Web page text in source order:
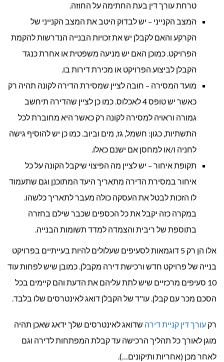
טרחת עורך דין בעת החתימה על החוזה.
המצב הקנייני – יש לבדוק היטב את המצב הקנייני של
הקרקע והאם לקבלן יש את זכויות הבנייה הנדרשות להקמת
הפרויקט. כמוכן האם יש מניעה משפטית או אחרת כנגד
הקבלן לביצוע הפרויקט או מכירת דירות בו.
מועד המסירה – חובה לציין שמסירת הדירה לקונה תהיה רק
כאשר יש טופס 4 לאכלוס. כמו כן לציין שהדירה תיחשב
גמורה וראויה למסירה לקונה רק כאשר היא מחוברת לכל
התשתיות, כגון: חשמל, גז, מים וביוב. כמו כן יש להוסיף גישה
לחניה ו/או למחסן אם ישנם כאלו.
תקופת איחור – יש לציין מה הפיצוי שיקבל הקונה על כל
איחור במסירת הדירה מתאריך היעד המתוכנן וגם שתעמוד
לו הזכות לבטל את העסקה כולה מעבר לתאריך כלשהו.
במקרה כזה יקבל את כל הכספים שכבר שילם בחזרה
בתוספת של ריבית והצמדה למדד תשומות הבנייה.
אלו הן רק 5 דוגמאות לסעיפים שעלולים להיות בעייתיים בפרויקט
בנייה של פרויקט חדש ורכישת דירה מקבלן. כמובן שיש לפחות עוד
10 סעיפים מרכזיים שיש לתת עליהם את הדעת והם קיימים בכל
הסכם מכר עם קבלן. עו"ד של הקבלן דואג לאינטרסים שלו בלבד.
רק עורך דין קניית דירה שדואג לאינטרסים שלך ידאג שאכן תהיה
מוגן לאורך כל תהליך הרכישה עד קבלת המפתחות לדירה וגם
לאחר מכן (אחריות ותיקונים…).